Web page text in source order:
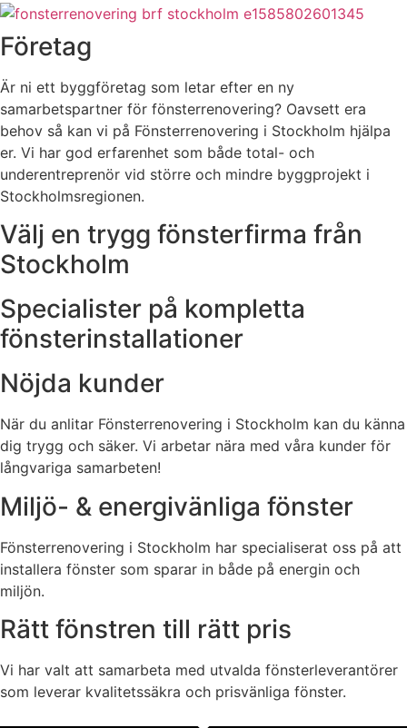
Företag
Är ni ett byggföretag som letar efter en ny
samarbetspartner för fönsterrenovering? Oavsett era
behov så kan vi på Fönsterrenovering i Stockholm hjälpa
er. Vi har god erfarenhet som både total- och
underentreprenör vid större och mindre byggprojekt i
Stockholmsregionen.
Välj en trygg fönsterfirma från
Stockholm
Specialister på kompletta
fönsterinstallationer
Nöjda kunder
När du anlitar Fönsterrenovering i Stockholm kan du känna
dig trygg och säker. Vi arbetar nära med våra kunder för
långvariga samarbeten!
Miljö- & energivänliga fönster
Fönsterrenovering i Stockholm har specialiserat oss på att
installera fönster som sparar in både på energin och
miljön.
Rätt fönstren till rätt pris
Vi har valt att samarbeta med utvalda fönsterleverantörer
som leverar kvalitetssäkra och prisvänliga fönster.